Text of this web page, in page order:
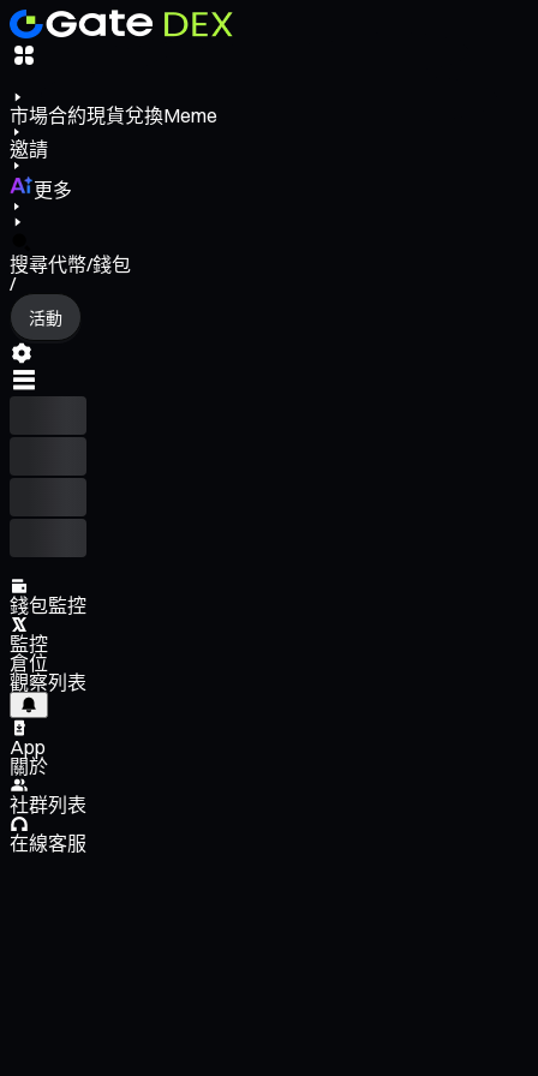
市場合約現貨兌換Meme
邀請
更多
搜尋代幣/錢包
/
活動
錢包監控
監控
倉位
觀察列表
App
關於
社群列表
在線客服